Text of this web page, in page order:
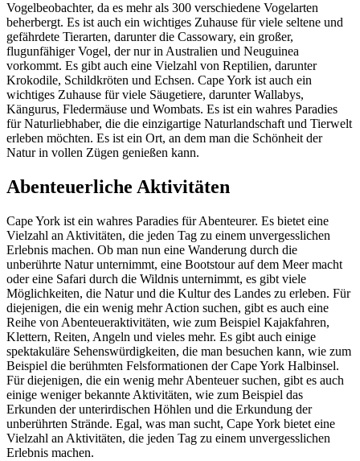
Vogelbeobachter, da es mehr als 300 verschiedene Vogelarten
beherbergt. Es ist auch ein wichtiges Zuhause für viele seltene und
gefährdete Tierarten, darunter die Cassowary, ein großer,
flugunfähiger Vogel, der nur in Australien und Neuguinea
vorkommt. Es gibt auch eine Vielzahl von Reptilien, darunter
Krokodile, Schildkröten und Echsen. Cape York ist auch ein
wichtiges Zuhause für viele Säugetiere, darunter Wallabys,
Kängurus, Fledermäuse und Wombats. Es ist ein wahres Paradies
für Naturliebhaber, die die einzigartige Naturlandschaft und Tierwelt
erleben möchten. Es ist ein Ort, an dem man die Schönheit der
Natur in vollen Zügen genießen kann.
Abenteuerliche Aktivitäten
Cape York ist ein wahres Paradies für Abenteurer. Es bietet eine
Vielzahl an Aktivitäten, die jeden Tag zu einem unvergesslichen
Erlebnis machen. Ob man nun eine Wanderung durch die
unberührte Natur unternimmt, eine Bootstour auf dem Meer macht
oder eine Safari durch die Wildnis unternimmt, es gibt viele
Möglichkeiten, die Natur und die Kultur des Landes zu erleben. Für
diejenigen, die ein wenig mehr Action suchen, gibt es auch eine
Reihe von Abenteueraktivitäten, wie zum Beispiel Kajakfahren,
Klettern, Reiten, Angeln und vieles mehr. Es gibt auch einige
spektakuläre Sehenswürdigkeiten, die man besuchen kann, wie zum
Beispiel die berühmten Felsformationen der Cape York Halbinsel.
Für diejenigen, die ein wenig mehr Abenteuer suchen, gibt es auch
einige weniger bekannte Aktivitäten, wie zum Beispiel das
Erkunden der unterirdischen Höhlen und die Erkundung der
unberührten Strände. Egal, was man sucht, Cape York bietet eine
Vielzahl an Aktivitäten, die jeden Tag zu einem unvergesslichen
Erlebnis machen.